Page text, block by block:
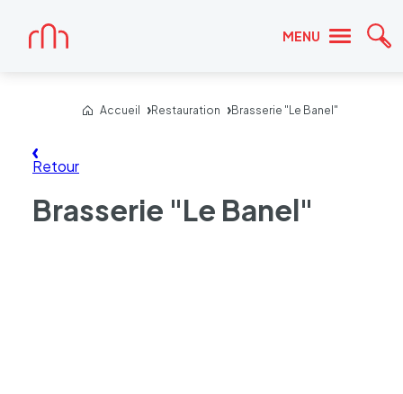
MENU
Accueil
Accueil Restauration Brasserie "Le Banel"
Retour
Brasserie "Le Banel"